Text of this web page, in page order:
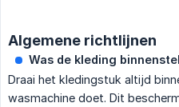
Algemene richtlijnen
Was de kleding
Draai het kledingstuk altijd
wasmachine doet. Dit